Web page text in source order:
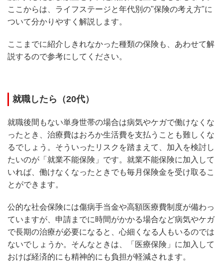
ここからは、ライフステージと年代別の"保険の考え方"に
ついて分かりやすく解説します。
ここまでに紹介しきれなかった種類の保険も、あわせて解
説するので参考にしてください。
就職したら（20代）
就職後間もない単身世帯の場合は病気やケガで働けなくな
ったとき、治療費はおろか生活費を支払うことも難しくな
るでしょう。そういったリスクを踏まえて、加入を検討し
たいのが「就業不能保険」です。就業不能保険に加入して
いれば、働けなくなったときでも毎月保険金を受け取るこ
とができます。
公的な社会保険には傷病手当金や高額医療費制度が備わっ
ていますが、申請までに時間がかかる場合など病気やケガ
で長期の治療が必要になると、心細くなる人もいるのでは
ないでしょうか。そんなときは、「医療保険」に加入して
おけば経済的にも精神的にも負担が軽減されます。